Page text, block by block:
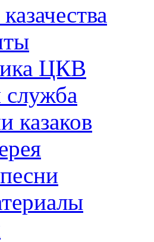
ЦКВ
казаков